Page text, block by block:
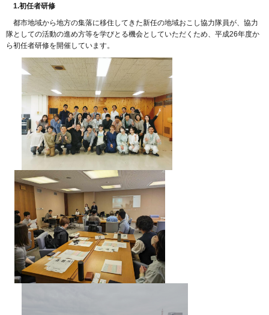
1.初任者研修
都市地域から地方の集落に移住してきた新任の地域おこし協力隊員が、協力
隊としての活動の進め方等を学びとる機会としていただくため、平成26年度か
ら初任者研修を開催しています。